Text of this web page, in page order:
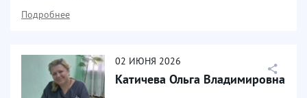
Подробнее
02 ИЮНЯ 2026
Катичева Ольга Владимировна